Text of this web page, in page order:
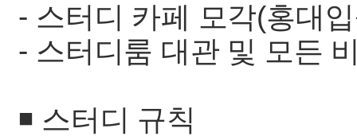
- 스터디 카페 모각(홍대
- 스터디룸 대관 및 모든
◾️ 스터디 규칙